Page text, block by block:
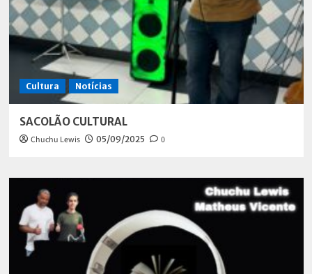
Cultura Notícias
SACOLÃO CULTURAL
Chuchu Lewis 05/09/2025 0